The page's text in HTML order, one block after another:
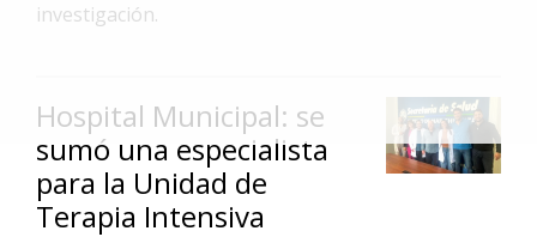
Fotos
Clasificados
Fúnebres
investigación.
Hospital Municipal: se
sumó una especialista
para la Unidad de
Terapia Intensiva